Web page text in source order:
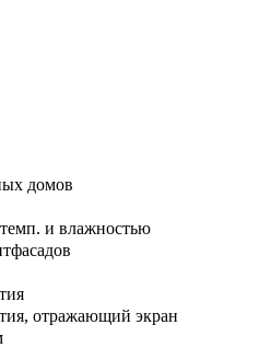
домов
и влажностью
отражающий экран